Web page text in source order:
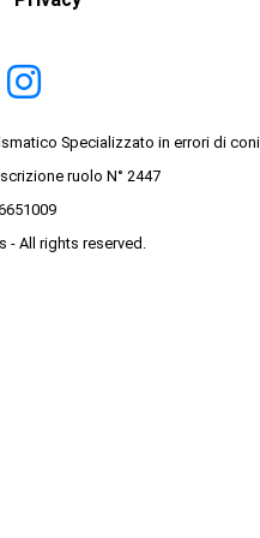
Specializzato in errori di
ruolo N° 2447
- All rights reserved.